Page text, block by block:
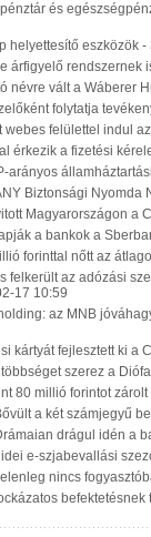
és
helyettesítő eszközök
árfigyelő
névre vált a Wáberer
folytatja
webes felülettel indul
érkezik a fizetési
arányos
Biztonsági
Magyarországon a
a bankok a
forinttal nőtt az
felkerült az adózási
17 10:59
az MNB
kártyát fejlesztett ki a
többséget szerez a
80 millió forintot
a két számjegyű
drágul idén a
idei e-szjabevallási
nincs